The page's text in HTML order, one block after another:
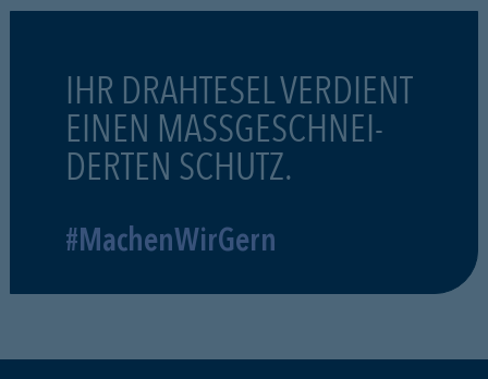
IHR DRAHTESEL VERDIENT
EINEN MASSGESCHNEI-
DERTEN SCHUTZ.
#MachenWirGern